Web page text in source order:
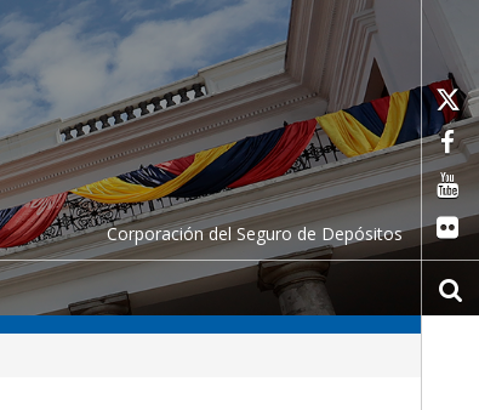
Corporación del Seguro de Depósitos